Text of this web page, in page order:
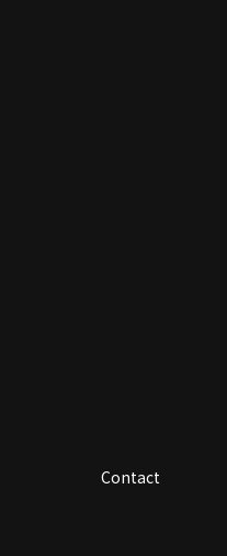
Contact